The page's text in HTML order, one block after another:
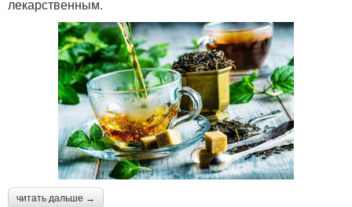
лекарственным.
читать дальше →